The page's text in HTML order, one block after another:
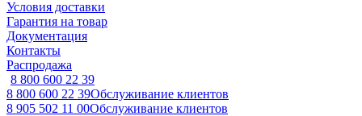
Условия доставки
Гарантия на товар
Документация
Контакты
Распродажа
8 800 600 22 39
8 800 600 22 39Обслуживание клиентов
8 905 502 11 00Обслуживание клиентов